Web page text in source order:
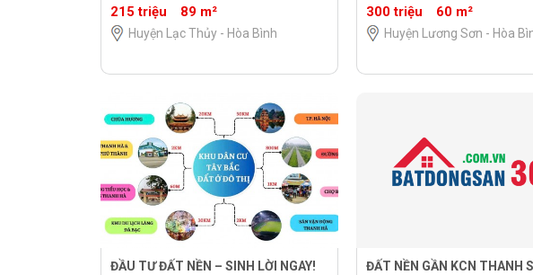
215 triệu 89 m²
Huyện Lạc Thủy - Hòa Bình
Nội 40 phút !
300 triệu 60 m²
Huyện Lương Sơn - Hòa
ĐẦU TƯ ĐẤT NỀN – SINH LỜI NGAY!
ĐẤT NỀN GẦN KCN THANH